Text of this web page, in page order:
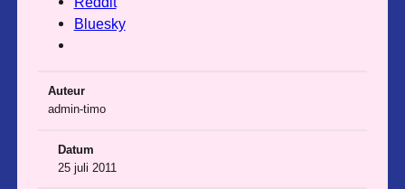
Bluesky
Auteur
admin-timo
Datum
25 juli 2011